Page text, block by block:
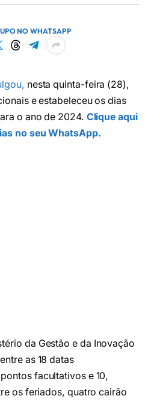
NO WHATSAPP
nesta quinta-feira (28),
e estabeleceu os dias
o ano de 2024. Clique aqui
no seu WhatsApp.
da Gestão e da Inovação
as 18 datas
facultativos e 10,
os feriados, quatro cairão